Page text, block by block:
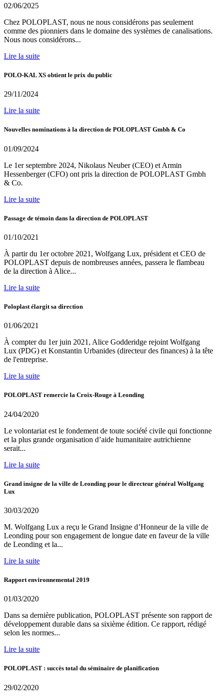
02/06/2025
Chez POLOPLAST, nous ne nous considérons pas seulement
comme des pionniers dans le domaine des systèmes de canalisations.
Nous nous considérons...
Lire la suite
POLO-KAL XS obtient le prix du public
29/11/2024
Lire la suite
Nouvelles nominations à la direction de POLOPLAST Gmbh & Co
01/09/2024
Le 1er septembre 2024, Nikolaus Neuber (CEO) et Armin
Hessenberger (CFO) ont pris la direction de POLOPLAST Gmbh
& Co.
Lire la suite
Passage de témoin dans la direction de POLOPLAST
01/10/2021
À partir du 1er octobre 2021, Wolfgang Lux, président et CEO de
POLOPLAST depuis de nombreuses années, passera le flambeau
de la direction à Alice...
Lire la suite
Poloplast élargit sa direction
01/06/2021
À compter du 1er juin 2021, Alice Godderidge rejoint Wolfgang
Lux (PDG) et Konstantin Urbanides (directeur des finances) à la tête
de l'entreprise.
Lire la suite
POLOPLAST remercie la Croix-Rouge à Leonding
24/04/2020
Le volontariat est le fondement de toute société civile qui fonctionne
et la plus grande organisation d’aide humanitaire autrichienne
serait...
Lire la suite
Grand insigne de la ville de Leonding pour le directeur général Wolfgang
Lux
30/03/2020
M. Wolfgang Lux a reçu le Grand Insigne d’Honneur de la ville de
Leonding pour son engagement de longue date en faveur de la ville
de Leonding et la...
Lire la suite
Rapport environnemental 2019
01/03/2020
Dans sa dernière publication, POLOPLAST présente son rapport de
développement durable dans sa sixième édition. Ce rapport, rédigé
selon les normes...
Lire la suite
POLOPLAST : succès total du séminaire de planification
29/02/2020